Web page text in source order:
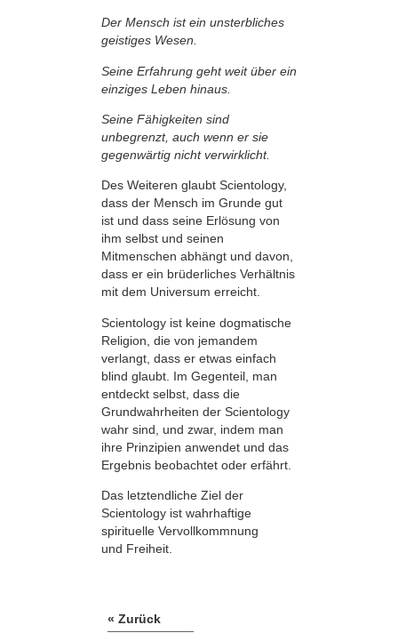
Der Mensch ist ein unsterbliches
geistiges Wesen.
Seine Erfahrung geht weit über ein
einziges Leben hinaus.
Seine Fähigkeiten sind
unbegrenzt, auch wenn er sie
gegenwärtig nicht verwirklicht.
Des Weiteren glaubt Scientology,
dass der Mensch im Grunde gut
ist und dass seine Erlösung von
ihm selbst und seinen
Mitmenschen abhängt und davon,
dass er ein brüderliches Verhältnis
mit dem Universum erreicht.
Scientology ist keine dogmatische
Religion, die von jemandem
verlangt, dass er etwas einfach
blind glaubt. Im Gegenteil, man
entdeckt selbst, dass die
Grundwahrheiten der Scientology
wahr sind, und zwar, indem man
ihre Prinzipien anwendet und das
Ergebnis beobachtet oder erfährt.
Das letztendliche Ziel der
Scientology ist wahrhaftige
spirituelle Vervollkommnung
und Freiheit.
« Zurück